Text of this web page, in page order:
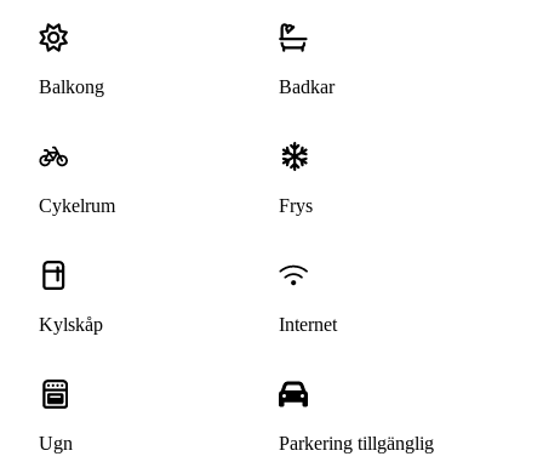
Balkong Badkar
Cykelrum Frys
Kylskåp Internet
Ugn Parkering tillgänglig